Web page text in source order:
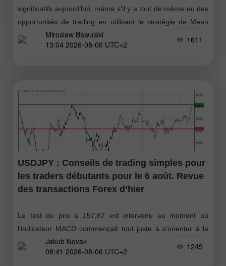
significatifs aujourd’hui, même s’il y a tout de même eu des
opportunités de trading en utilisant la stratégie de Mean
ReversionMiroslaw Bawulski
13:04 2026-08-06 UTC+2
1611
USDJPY : Conseils de trading simples pour
les traders débutants pour le 6 août. Revue
des transactions Forex d’hier
Le test du prix à 157,67 est intervenu au moment où
l’indicateur MACD commençait tout juste à s’orienter à la
baisse depuis la ligne zéro, ce qui a confirmé
Jakub Novak
08:41 2026-08-06 UTC+2
1249